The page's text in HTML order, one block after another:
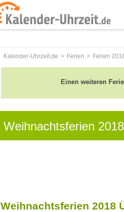
Kalender-Uhrzeit.de Ferien Ferien
Einen weiteren
Weihnachtsferien 2018
Weihnachtsferien 2018